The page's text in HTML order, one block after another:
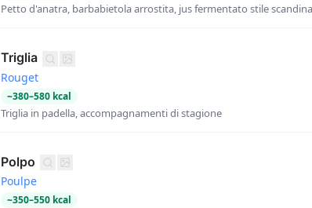
Petto d'anatra, barbabietola arrostita, jus fermentato stile
Triglia
Rouget
~380–580 kcal
Triglia in padella, accompagnamenti di stagione
Polpo
Poulpe
~350–550 kcal